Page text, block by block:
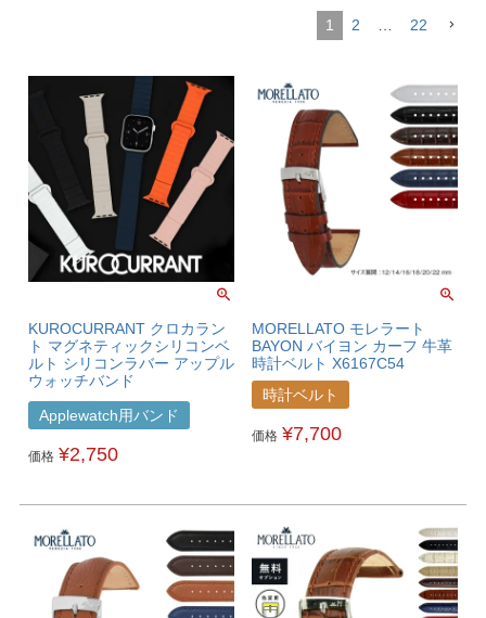
1 2 22
KUROCURRANT クロカラン
ト マグネティックシリコンベ
ルト シリコンラバー アップル
ウォッチバンド
X1059465APO
Applewatch用バンド
価格 ¥2,750
MORELLATO モレラート
BAYON バイヨン カーフ 牛革
時計ベルト X6167C54
時計ベルト
価格 ¥7,700